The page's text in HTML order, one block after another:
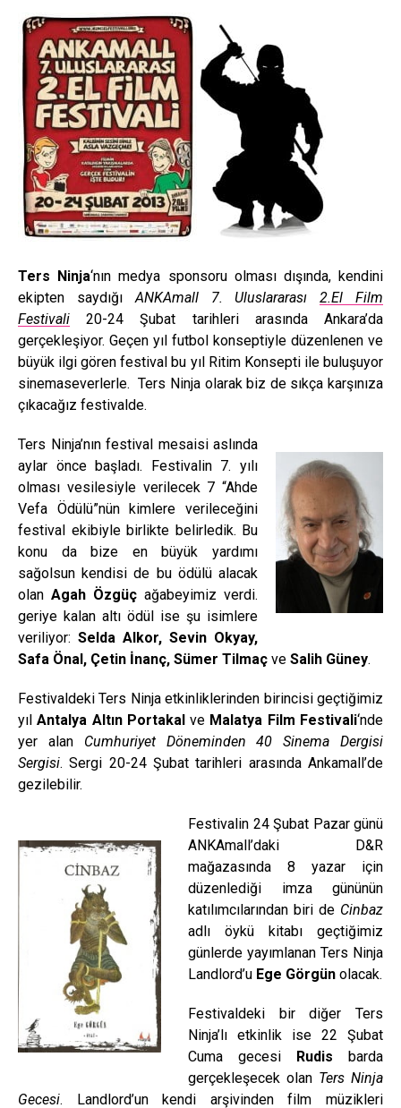
Ters Ninja‘nın medya sponsoru olması dışında, kendini
ekipten saydığıANKAmall 7. Uluslararası2.El Film
Festivali
20-24 Şubat tarihleri arasında Ankara’da
gerçekleşiyor. Geçen yıl futbol konseptiyle düzenlenen ve
büyük ilgi gören festival bu yıl Ritim Konsepti ile buluşuyor
sinemaseverlerle. Ters Ninja olarak biz de sıkça karşınıza
çıkacağız festivalde.
Ters Ninja’nın festival mesaisi aslında
aylar önce başladı. Festivalin 7. yılı
olması vesilesiyle verilecek 7 “Ahde
Vefa Ödülü”nün kimlere verileceğini
festival ekibiyle birlikte belirledik. Bu
konu da bize en büyük yardımı
sağolsun kendisi de bu ödülü alacak
olan Agah Özgüç ağabeyimiz verdi.
geriye kalan altı ödül ise şu isimlere
veriliyor: Selda Alkor, Sevin Okyay,
Safa Önal, Çetin İnanç, Sümer Tilmaç ve Salih Güney.
Festivaldeki Ters Ninja etkinliklerinden birincisi geçtiğimiz
yılAntalya Altın Portakalve Malatya Film Festivali‘nde
yer alan Cumhuriyet Döneminden 40 Sinema Dergisi
Sergisi. Sergi 20-24 Şubat tarihleri arasında Ankamall’de
gezilebilir.
Festivalin 24 Şubat Pazar günü
ANKAmall’daki D&R
mağazasında 8 yazar için
düzenlediği imza gününün
katılımcılarından biri de Cinbaz
adlı öykü kitabı geçtiğimiz
günlerde yayımlanan Ters Ninja
Landlord’u Ege Görgün olacak.
Festivaldeki bir diğer Ters
Ninja’lı etkinlik ise 22 Şubat
Cuma gecesi Rudis barda
gerçekleşecek olan Ters Ninja
Gecesi. Landlord’un kendi arşivinden film müzikleri